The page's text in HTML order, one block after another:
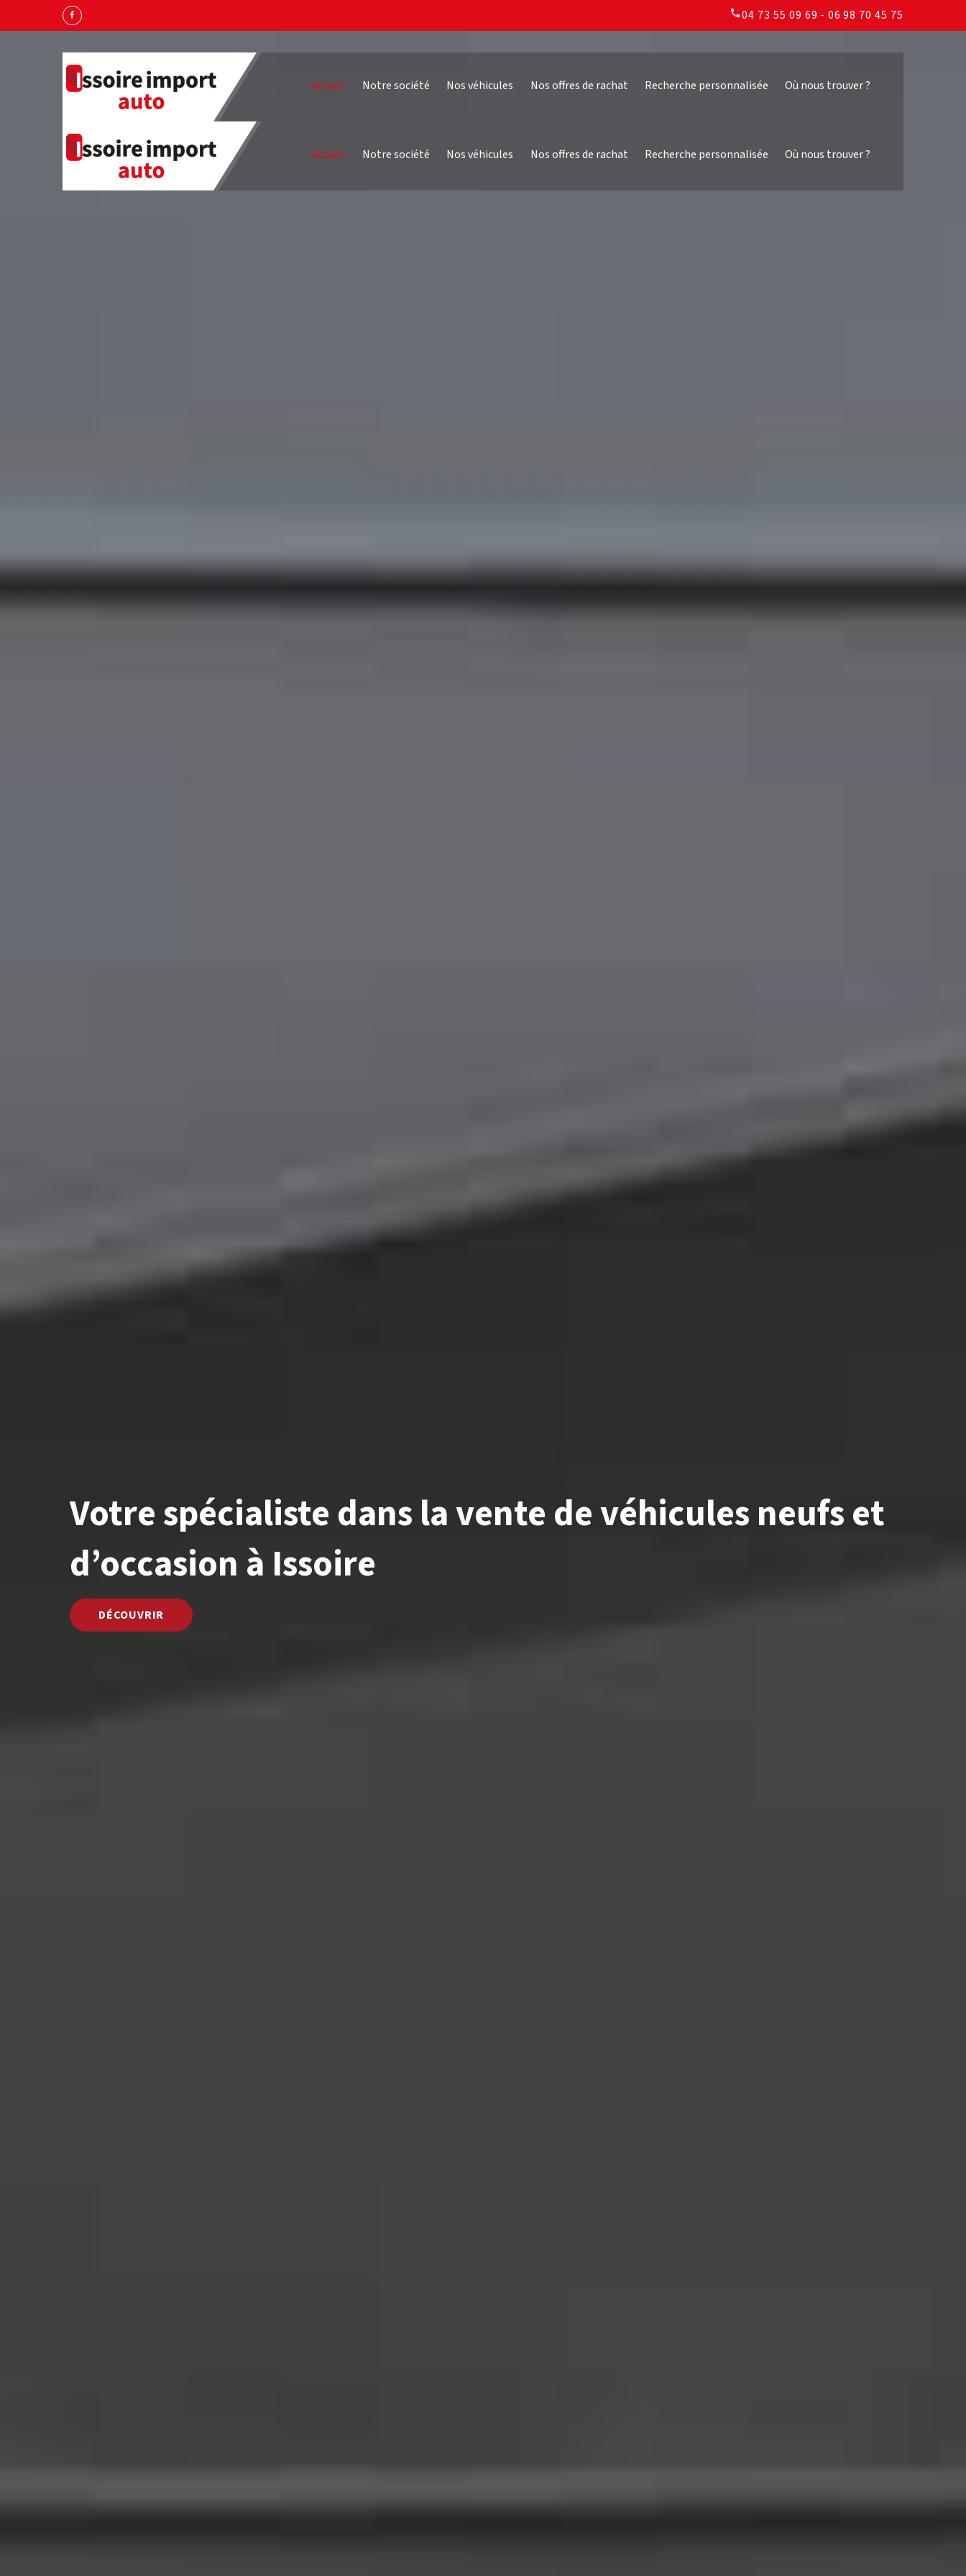
04 73 55 09 69 - 06 98 70 45 75
Accueil Notre société Nos véhicules Nos offres de rachat Recherche personnalisée Où nous trouver ?
Accueil Notre société Nos véhicules Nos offres de rachat Recherche personnalisée Où nous trouver ?
Votrespécialistedanslaventedevéhiculesneufset
d’occasion à Issoire
DÉCOUVRIR